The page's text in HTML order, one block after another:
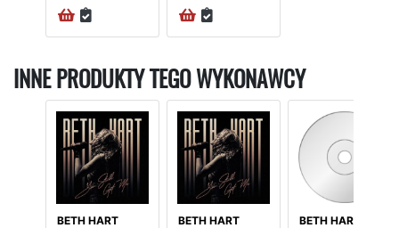
INNE PRODUKTY TEGO WYKONAWCY
BETH HART
BETH HART
BETH HART